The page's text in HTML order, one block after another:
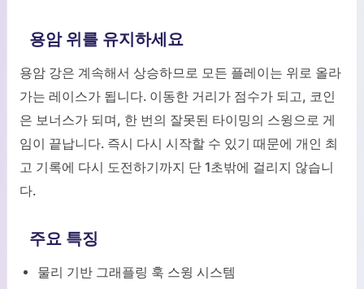
용암 위를 유지하세요
용암 강은 계속해서 상승하므로 모든 플레이는 위로 올라
가는 레이스가 됩니다. 이동한 거리가 점수가 되고, 코인
은 보너스가 되며, 한 번의 잘못된 타이밍의 스윙으로 게
임이 끝납니다. 즉시 다시 시작할 수 있기 때문에 개인 최
고 기록에 다시 도전하기까지 단 1초밖에 걸리지 않습니
다.
주요 특징
물리 기반 그래플링 훅 스윙 시스템